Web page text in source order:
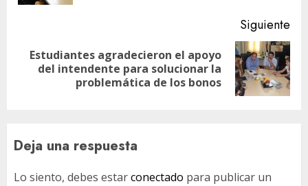
Siguiente
Siguiente
Estudiantes agradecieron el apoyo
del intendente para solucionar la
problemática de los bonos
Deja una respuesta
Lo siento, debes estarconectado para publicar un